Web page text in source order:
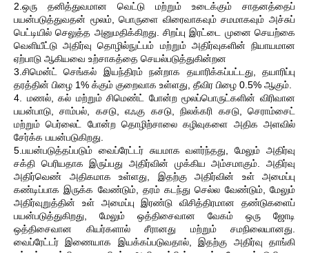
2.ஒரு தனித்துவமான வெட்டு மற்றும் உடைக்கும் சாதனத்தைப்
பயன்படுத்துவதன் மூலம், பொருளை விரைவாகவும் சமமாகவும் அச்சுப்
பெட்டியில் செலுத்த அனுமதிக்கிறது. சிறப்பு இரட்டை முனை செயற்கை
வெளியீட்டு அதிர்வு தொழில்நுட்பம் மற்றும் அதிர்வுகளின் நியாயமான
ஏற்பாடு ஆகியவை உற்சாகத்தை செயல்படுத்துகின்றன
3.சிமென்ட் செங்கல் இயந்திரம் நன்றாக தயாரிக்கப்பட்டது, தயாரிப்பு
தரத்தின் பிழை 1% க்கும் குறைவாக உள்ளது, தீவிர பிழை 0.5% ஆகும்.
4. மணல், கல் மற்றும் சிமெண்ட் போன்ற மூலப்பொருட்களின் விரிவான
பயன்பாடு, சாம்பல், கசடு, எஃகு கசடு, நிலக்கரி கசடு, செராம்சைட்
மற்றும் பெர்லைட் போன்ற தொழிற்சாலை கழிவுகளை அதிக அளவில்
சேர்க்க பயன்படுகிறது.
5.பயன்படுத்தப்படும் வைப்ரேட்டர் சுயமாக வளர்ந்தது, மேலும் அதிர்வு
சக்தி பெரியதாக இருப்பது அதிர்வின் முக்கிய அம்சமாகும். அதிர்வு
அதிர்வெண் அதிகமாக உள்ளது, இதற்கு அதிர்வின் உள் அமைப்பு
கண்டிப்பாக இருக்க வேண்டும், தரம் கடந்து செல்ல வேண்டும், மேலும்
அதிர்வுறுத்தின் உள் அமைப்பு இரண்டு விசித்திரமான தண்டுகளைப்
பயன்படுத்துகிறது, மேலும் ஒத்திசைவான வேகம் ஒரு ஜோடி
ஒத்திசைவான கியர்களால் சீரானது மற்றும் சமநிலையானது.
வைப்ரேட்டர் இணையாக இயக்கப்படுவதால், இதற்கு அதிர்வு தாங்கி